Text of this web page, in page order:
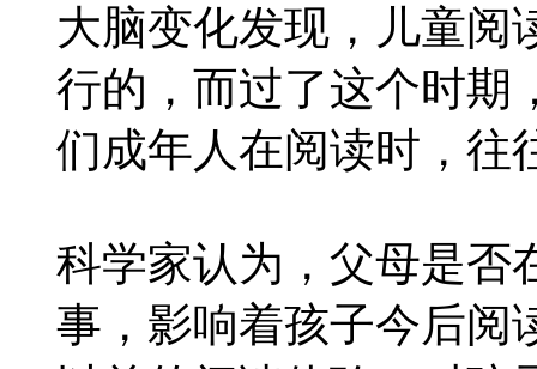
大脑变化发现，儿童阅
行的，而过了这个时期
们成年人在阅读时，往
科学家认为，父母是否
事，影响着孩子今后阅